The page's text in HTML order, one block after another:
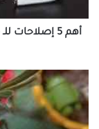
ايجاد
الأجهزة
الـ
Bluetooth
أفضل
3
طرق
لإنشاء